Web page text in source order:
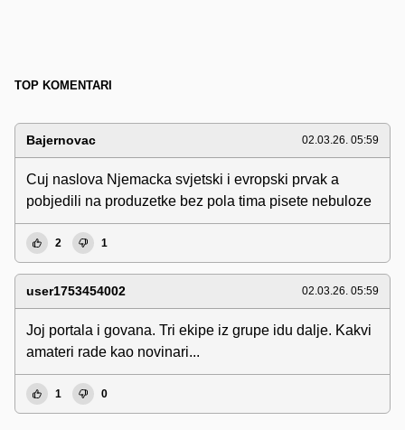
TOP KOMENTARI
Bajernovac 02.03.26. 05:59
Cuj naslova Njemacka svjetski i evropski prvak a
pobjedili na produzetke bez pola tima pisete nebuloze
2 1
user1753454002 02.03.26. 05:59
Joj portala i govana. Tri ekipe iz grupe idu dalje. Kakvi
amateri rade kao novinari...
1 0